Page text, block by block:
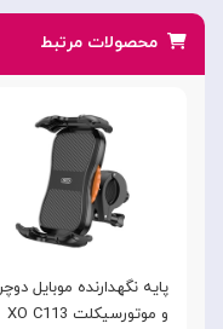
محصولات مرتبط
پایه نگهدارنده موبایل
و موتورسیکلت XO C113